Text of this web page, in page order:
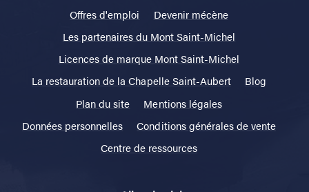
Offres d'emploi
Devenir mécène
Les partenaires du Mont Saint-Michel
Licences de marque Mont Saint-Michel
La restauration de la Chapelle Saint-Aubert
Blog
Plan du site
Mentions légales
Données personnelles
Conditions générales de vente
Centre de ressources